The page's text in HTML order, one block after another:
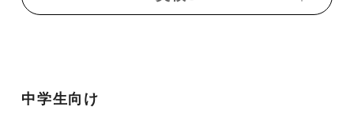
・共通テストレベル物理基礎
・日本史講義
・《ベリトレ》日本史一問一答
・共通テスト対策情報演習
・【旺文社】7日間完成予想問題ドリル 準1級
中学生向け